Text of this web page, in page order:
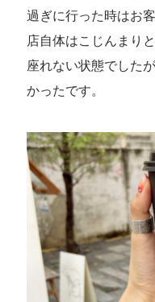
過ぎに行った時はお
店自体はこじんまり
座れない状態でした
かったです。